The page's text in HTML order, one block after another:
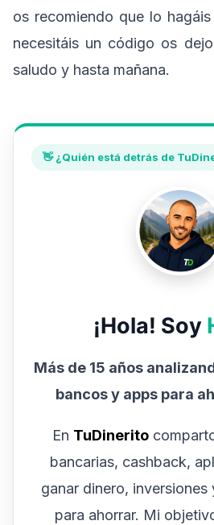
os recomiendo que lo
necesitáis un código os
saludo y hasta mañana.
👋 ¿Quién está detrás de
¡Hola! Soy
Más de 15 años
bancos y apps para
En TuDinerito
bancarias, cashback,
ganar dinero,
para ahorrar. Mi